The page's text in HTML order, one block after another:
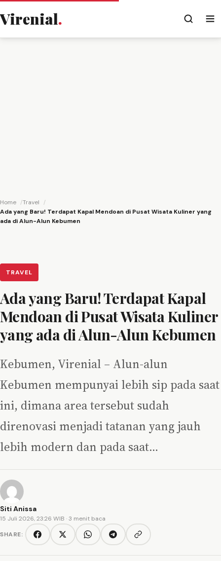
Virenial.
Home
Travel
Ada yang Baru! Terdapat Kapal Mendoan di Pusat Wisata Kuliner yang
ada di Alun-Alun Kebumen
TRAVEL
Ada yang Baru! Terdapat Kapal
Mendoan di Pusat Wisata Kuliner
yang ada di Alun-Alun Kebumen
Kebumen, Virenial – Alun-alun
Kebumen mempunyai lebih sip pada saat
ini, dimana area tersebut sudah
direnovasi menjadi tatanan yang jauh
lebih modern dan pada saat…
Siti Anissa
15 Juli 2026, 23:26 WIB · 3 menit baca
SHARE:
FacebookTwitter/XWhatsAppTelegramCopy link